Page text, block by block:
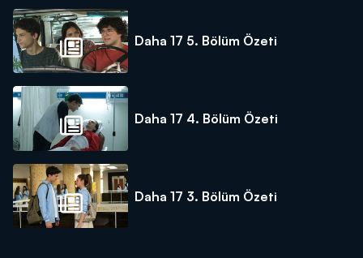
Daha 17 5. Bölüm Özeti
Daha 17 4. Bölüm Özeti
Daha 17 3. Bölüm Özeti